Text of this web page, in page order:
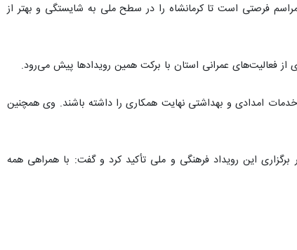
فرصتی است تا کرمانشاه را در سطح ملی به شایستگی و بهتر از
از فعالیت‌های عمرانی استان با برکت همین رویدادها پیش می‌رود.
امدادی و بهداشتی نهایت همکاری را داشته باشند. وی همچنین
این رویداد فرهنگی و ملی تأکید کرد و گفت: با همراهی همه